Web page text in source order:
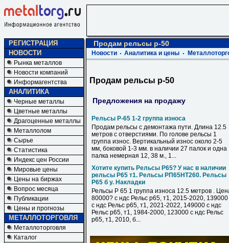
РЕГИСТРАЦИЯ
НОВОСТИ
Рынка металлов
Новости компаний
Информагентства
АНАЛИТИКА
Черные металлы
Цветные металлы
Драгоценные металлы
Металлолом
Сырье
Статистика
Индекс цен России
Мировые цены
Цены на биржах
Вопрос месяца
Публикации
Цены и прогнозы
МЕТАЛЛОТОРГОВЛЯ
Металлоторговля
Каталог
Продам рельсы р-50
Новости Аналитика и цены
Продам рельсы р-50
Предложения на продажу
Рельсы Р-65 1-2 группа износа
Продам рельсы с демонтажа пути. Длина 12.5
метров с отверстиями. По голове рельсы 1
группа износ. Вертикальный износ около 2-5
мм, боковой 1-3 мм. в наличии 27 палок и одна
палка немерная 12, 38 м., 1...
Хотите купить Рельсы Р65? У нас в наличии
рельсы Р65 т1. Рельсы РП65НТ260. Рельсы
Р65 б у. Накладки
Рельсы Р 65 1 группа износа 12.5 метров .
80000? с ндс Рельс р65, т1, 2015-2020, 139000
с ндс Рельс р65, т1, 2021-2022, 149000 с ндс
Рельс р65, т1, 1984-2000, 123000 с ндс Рельс
р65, т1, 2010, б...